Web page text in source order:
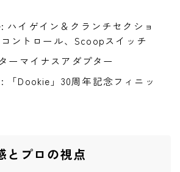
: ハイゲイン＆クランチセクショ
ントロール、Scoopスイッチ
ーマイナスアダプター
: 「Dookie」30周年記念フィニッ
とプロの視点